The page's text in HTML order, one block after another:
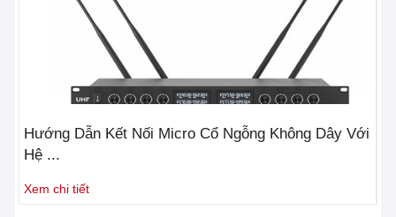
Hướng Dẫn Kết Nối Micro Cổ Ngỗng Không Dây Với
Hệ ...
Xem chi tiết